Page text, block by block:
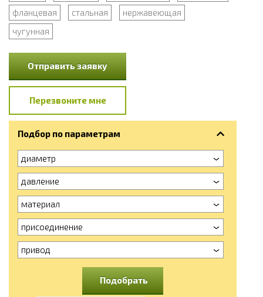
фланцевая
стальная
нержавеющая
чугунная
Отправить заявку
Перезвоните мне
Подбор по параметрам
диаметр
давление
материал
присоединение
привод
Подобрать